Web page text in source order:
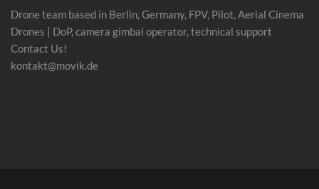
Drone team based in Berlin, Germany, FPV, Pilot, Aerial Cinema
Drones | DoP, camera gimbal operator, technical support
Contact Us!
kontakt@movik.de